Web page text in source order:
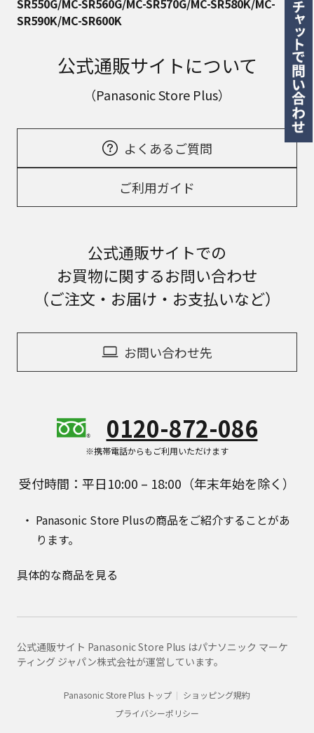
SR550G/MC-SR560G/MC-SR570G/MC-SR580K/MC-
SR590K/MC-SR600K
公式通販サイトについて
（Panasonic Store Plus）
よくあるご質問
ご利用ガイド
公式通販サイトでの
お買物に関するお問い合わせ
（ご注文・お届け・お支払いなど）
お問い合わせ先
0120-872-086
※携帯電話からもご利用いただけます
受付時間：平日10:00 – 18:00（年末年始を除く）
Panasonic Store Plusの商品をご紹介することがあ
ります。
具体的な商品を見る
公式通販サイト Panasonic Store Plus はパナソニック マーケ
ティング ジャパン株式会社が運営しています。
Panasonic Store Plus トップ
ショッピング規約
プライバシーポリシー